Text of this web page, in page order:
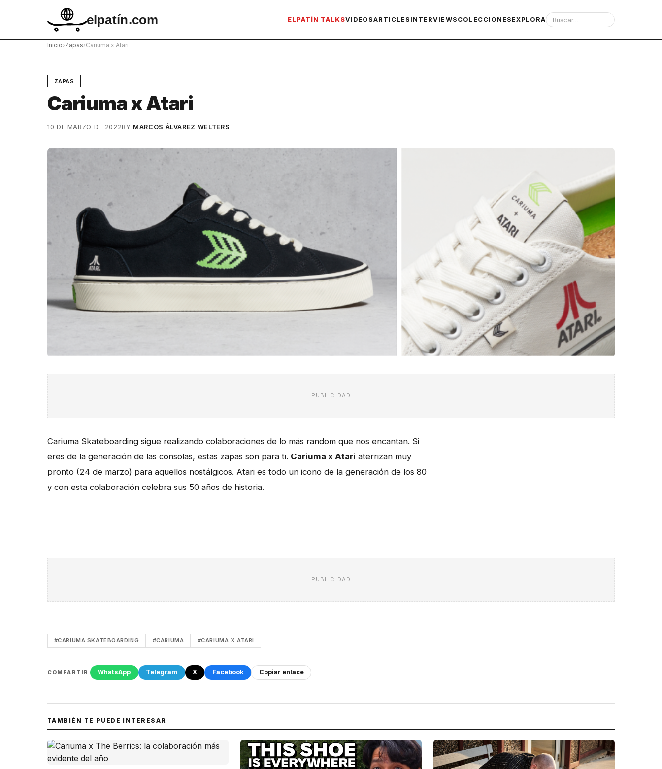
elpatín.com ELPATÍN TALKSVIDEOSARTICLES INTERVIEWS COLECCIONES EXPLORA
Inicio›Zapas›Cariuma x Atari
ZAPAS
Cariuma x Atari
10 DE MARZO DE 2022BY MARCOS ÁLVAREZ WELTERS
PUBLICIDAD
Cariuma Skateboarding sigue realizando colaboraciones de lo más random que nos encantan. Si
eres de la generación de las consolas, estas zapas son para ti. Cariuma x Atari aterrizan muy
pronto (24 de marzo) para aquellos nostálgicos. Atari es todo un icono de la generación de los 80
y con esta colaboración celebra sus 50 años de historia.
PUBLICIDAD
#CARIUMA SKATEBOARDING #CARIUMA #CARIUMA X ATARI
COMPARTIR WhatsApp Telegram X Facebook Copiar enlace
TAMBIÉN TE PUEDE INTERESAR